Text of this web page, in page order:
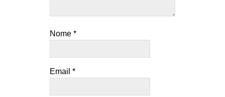
Nome *
Email *